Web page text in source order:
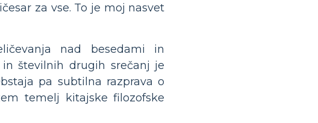
za vse. To je moj nasvet
nad besedami in
številnih drugih srečanj je
pa subtilna razprava o
temelj kitajske filozofske